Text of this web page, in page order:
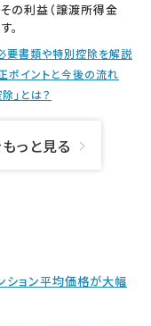
の利益（譲渡所得金
。
要書類や特別控除を解説
イントと今後の流れ
」とは？
っと見る
ション平均価格が大幅